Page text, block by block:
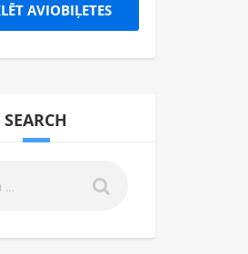
AVIOBIĻETES
SEARCH